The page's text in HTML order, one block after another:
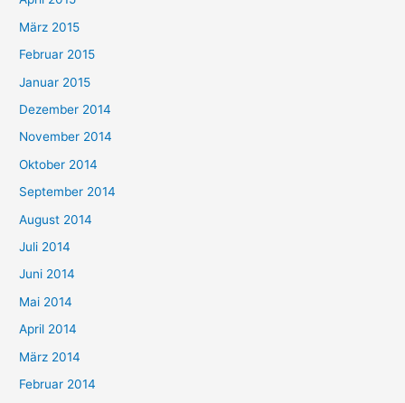
März 2015
Februar 2015
Januar 2015
Dezember 2014
November 2014
Oktober 2014
September 2014
August 2014
Juli 2014
Juni 2014
Mai 2014
April 2014
März 2014
Februar 2014